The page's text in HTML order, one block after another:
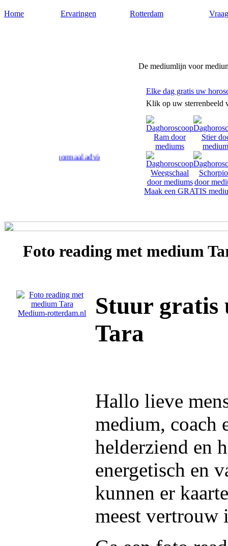
Home Ervaringen Rotterdam
De mediumlijn voor
geven paranormaal advies en antwoord op uw levensvragen.
Elke dag gratis uw
Klik op uw sterrenbeeld
Maak een GRATIS
Foto reading met medium
Stuur gratis
Tara
Hallo lieve
medium, coach
helderziend en
energetisch en
kunnen er
meest vertrouw